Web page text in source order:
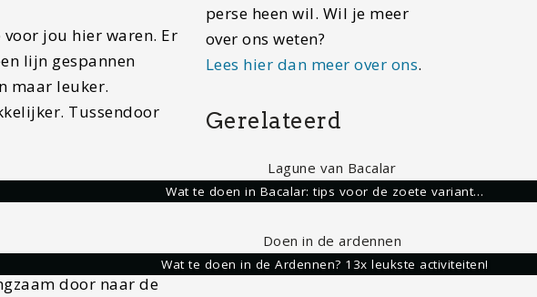
jou hier waren. Er
lijn gespannen
maar leuker.
Tussendoor
In de verte zie je dan
door naar de
perse heen wil. Wil je meer
over ons weten?
Lees hier dan meer over ons.
Gerelateerd
Wat te doen in Bacalar: tips voor de zoete variant…
Wat te doen in de Ardennen? 13x leukste activiteiten!